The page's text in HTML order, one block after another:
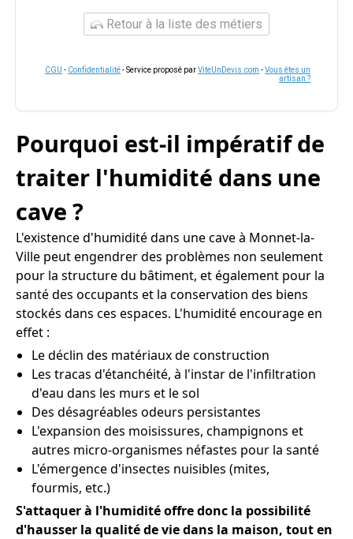
Retour à la liste des métiers
CGU - Confidentialité- Service proposé parViteUnDevis.com -Vous êtes un
artisan ?
Pourquoi est-il impératif de
traiter l'humidité dans une
cave ?
L'existence d'humidité dans une cave à Monnet-la-
Ville peut engendrer des problèmes non seulement
pour la structure du bâtiment, et également pour la
santé des occupants et la conservation des biens
stockés dans ces espaces. L'humidité encourage en
effet :
Le déclin des matériaux de construction
Les tracas d'étanchéité, à l'instar de l'infiltration
d'eau dans les murs et le sol
Des désagréables odeurs persistantes
L'expansion des moisissures, champignons et
autres micro-organismes néfastes pour la santé
L'émergence d'insectes nuisibles (mites,
fourmis, etc.)
S'attaquer à l'humidité offre donc la possibilité
d'hausser la qualité de vie dans la maison, tout en